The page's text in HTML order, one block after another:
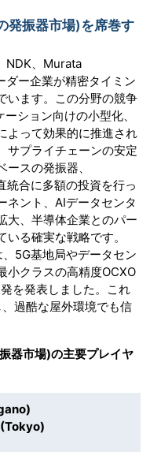
振器市場)を席巻す
NDK、Murata
ー企業が精密タイミン
います。この分野の競争
ション向けの小型化、
よって効果的に推進され
サプライチェーンの安定
スの発振器、
統合に多額の投資を行っ
ネント、AIデータセンタ
大、半導体企業とのパー
る確実な戦略です。
5G基地局やデータセン
小クラスの高精度OCXO
を発表しました。これ
過酷な屋外環境でも信
器市場)の主要プレイヤ